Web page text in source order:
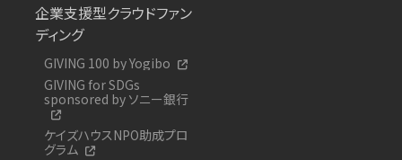
企業支援型クラウドファン
ディング
GIVING 100 by Yogibo
GIVING for SDGs
sponsored by ソニー銀行
ケイズハウスNPO助成プロ
グラム